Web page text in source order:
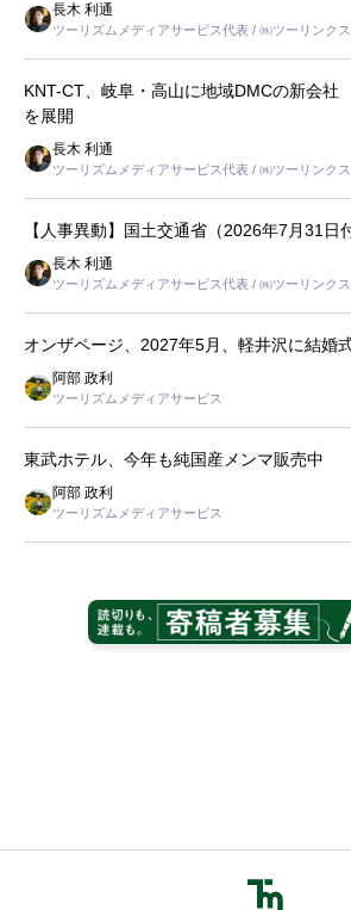
長木 利通
ツーリズムメディアサービス代表 / ㈱ツーリンクス
KNT-CT、岐阜・高山に地域DMCの新会
を展開
長木 利通
ツーリズムメディアサービス代表 / ㈱ツーリンクス
【人事異動】国土交通省（2026年7月31日
長木 利通
ツーリズムメディアサービス代表 / ㈱ツーリンクス
オンザページ、2027年5月、軽井沢に結婚
阿部 政利
ツーリズムメディアサービス
東武ホテル、今年も純国産メンマ販売中
阿部 政利
ツーリズムメディアサービス